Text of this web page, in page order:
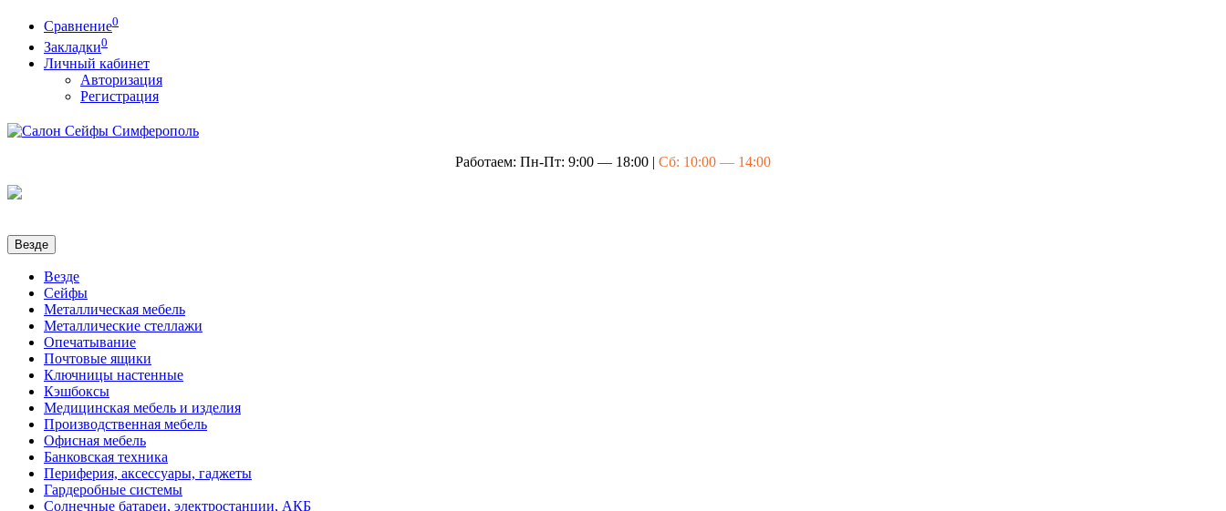
Сравнение0
Закладки0
Личный кабинет
Авторизация
Регистрация
Работаем: Пн-Пт: 9:00 — 18:00 | Сб: 10:00 — 14:00
Везде
Везде
Сейфы
Металлическая мебель
Металлические стеллажи
Опечатывание
Почтовые ящики
Ключницы настенные
Кэшбоксы
Медицинская мебель и изделия
Производственная мебель
Офисная мебель
Банковская техника
Периферия, аксессуары, гаджеты
Гардеробные системы
Солнечные батареи, электростанции, АКБ